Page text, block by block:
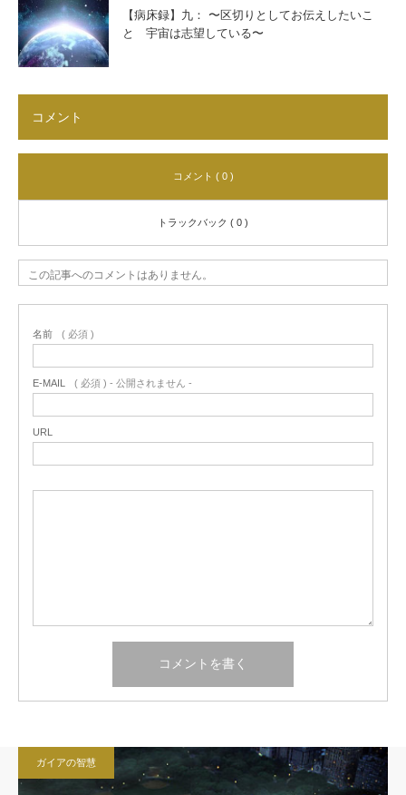
【病床録】九： 〜区切りとしてお伝えしたいこ
と 宇宙は志望している〜
コメント
コメント ( 0 )
トラックバック ( 0 )
この記事へのコメントはありません。
名前 ( 必須 )
E-MAIL ( 必須 ) - 公開されません -
URL
ガイアの智慧